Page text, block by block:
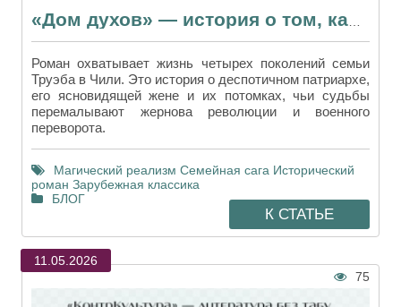
«Дом духов» — история о том, как тени прошлого управляют будущим
Роман охватывает жизнь четырех поколений семьи
Труэба в Чили. Это история о деспотичном патриархе,
его ясновидящей жене и их потомках, чьи судьбы
перемалывают жернова революции и военного
переворота.
Магический реализм Семейная сага Исторический
роман Зарубежная классика
БЛОГ
К СТАТЬЕ
11.05.2026
75